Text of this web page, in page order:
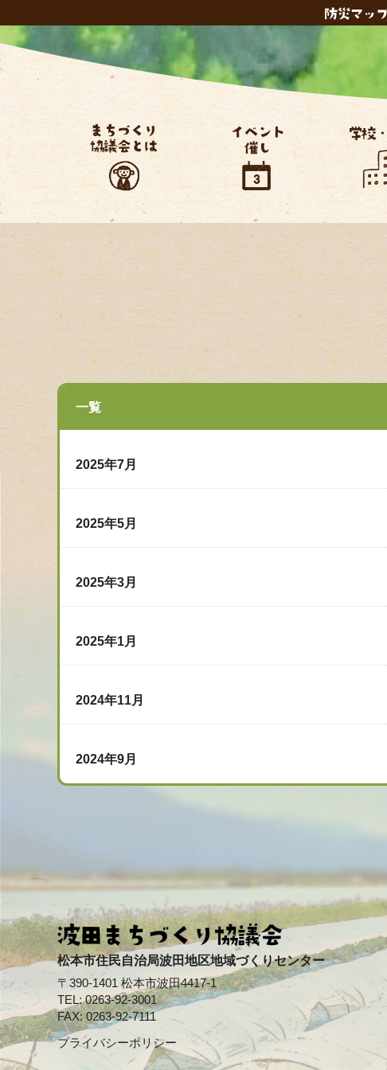
一覧
2025年7月
2025年5月
2025年3月
2025年1月
2024年11月
2024年9月
松本市住民自治局波田地区地域づくりセンター
〒390-1401 松本市波田4417-1
TEL: 0263-92-3001
FAX: 0263-92-7111
プライバシーポリシー